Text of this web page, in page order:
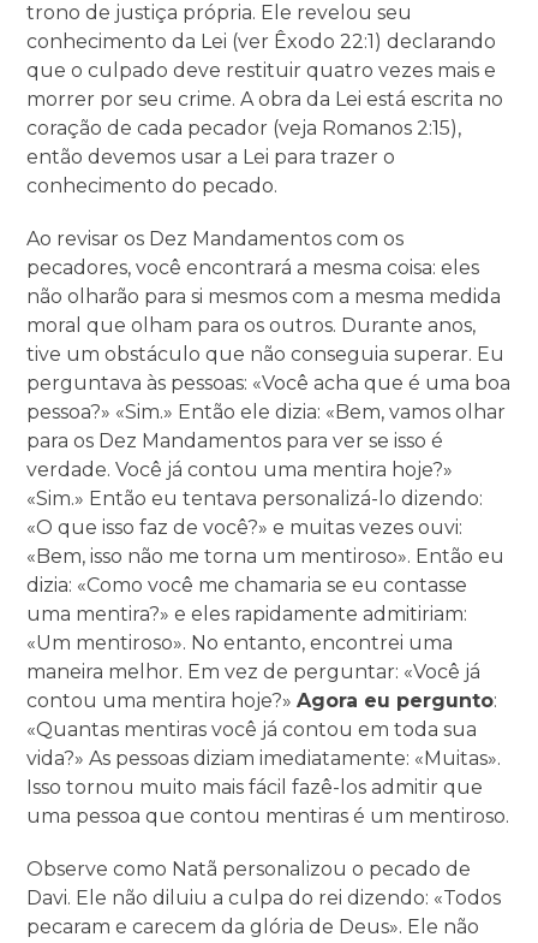
trono de justiça própria. Ele revelou seu
conhecimento da Lei (ver Êxodo 22:1) declarando
que o culpado deve restituir quatro vezes mais e
morrer por seu crime. A obra da Lei está escrita no
coração de cada pecador (veja Romanos 2:15),
então devemos usar a Lei para trazer o
conhecimento do pecado.
Ao revisar os Dez Mandamentos com os
pecadores, você encontrará a mesma coisa: eles
não olharão para si mesmos com a mesma medida
moral que olham para os outros. Durante anos,
tive um obstáculo que não conseguia superar. Eu
perguntava às pessoas: «Você acha que é uma boa
pessoa?» «Sim.» Então ele dizia: «Bem, vamos olhar
para os Dez Mandamentos para ver se isso é
verdade. Você já contou uma mentira hoje?»
«Sim.» Então eu tentava personalizá-lo dizendo:
«O que isso faz de você?» e muitas vezes ouvi:
«Bem, isso não me torna um mentiroso». Então eu
dizia: «Como você me chamaria se eu contasse
uma mentira?» e eles rapidamente admitiriam:
«Um mentiroso». No entanto, encontrei uma
maneira melhor. Em vez de perguntar: «Você já
contou uma mentira hoje?»Agora eu pergunto:
«Quantas mentiras você já contou em toda sua
vida?» As pessoas diziam imediatamente: «Muitas».
Isso tornou muito mais fácil fazê-los admitir que
uma pessoa que contou mentiras é um mentiroso.
Observe como Natã personalizou o pecado de
Davi. Ele não diluiu a culpa do rei dizendo: «Todos
pecaram e carecem da glória de Deus». Ele não